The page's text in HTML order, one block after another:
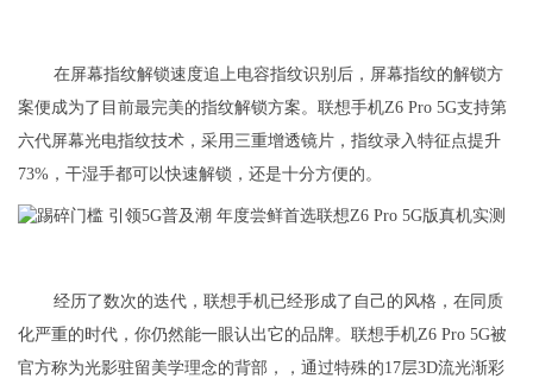
在屏幕指纹解锁速度追上电容指纹识别后，屏幕指纹的解锁方
案便成为了目前最完美的指纹解锁方案。联想手机Z6 Pro 5G支持第
六代屏幕光电指纹技术，采用三重增透镜片，指纹录入特征点提升
73%，干湿手都可以快速解锁，还是十分方便的。
经历了数次的迭代，联想手机已经形成了自己的风格，在同质
化严重的时代，你仍然能一眼认出它的品牌。联想手机Z6 Pro 5G被
官方称为光影驻留美学理念的背部，，通过特殊的17层3D流光渐彩